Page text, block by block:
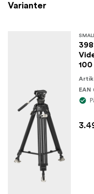
Varianter
100
EAN